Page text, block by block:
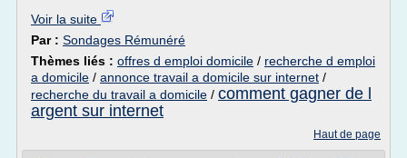
Voir la suite
Par : Sondages Rémunéré
Thèmes liés : offres d emploi domicile / recherche d emploi
a domicile / annonce travail a domicile sur internet /
recherche du travail a domicile / comment gagner de l
argent sur internet
Haut de page